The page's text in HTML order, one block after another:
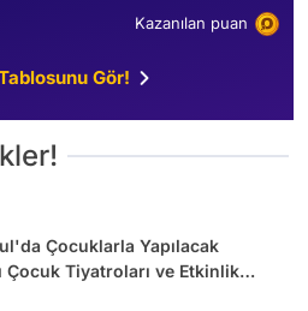
Kazanılan puan
Gör!
Çocuklarla Yapılacak
Çocuk Tiyatroları ve Etkinlik